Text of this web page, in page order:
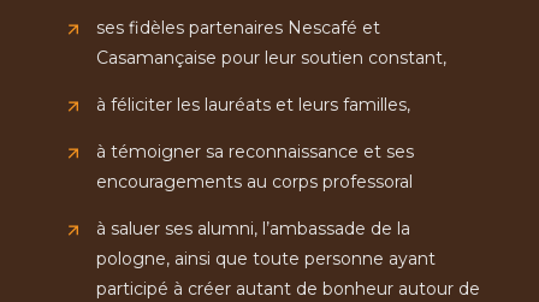
ses fidèles partenaires Nescafé et
Casamançaise pour leur soutien constant,
à féliciter les lauréats et leurs familles,
à témoigner sa reconnaissance et ses
encouragements au corps professoral
à saluer ses alumni, l’ambassade de la
pologne, ainsi que toute personne ayant
participé à créer autant de bonheur autour de